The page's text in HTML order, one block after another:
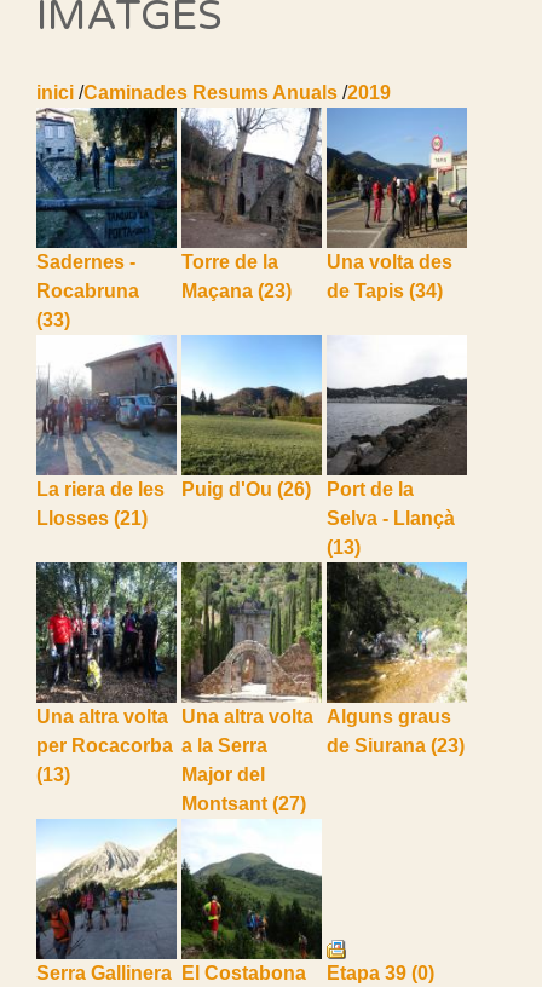
IMATGES
inici /Caminades Resums Anuals /2019
Sadernes -
Rocabruna
(33)
Torre de la
Maçana (23)
Una volta des
de Tapis (34)
La riera de les
Llosses (21)
Puig d'Ou (26)
Port de la
Selva - Llançà
(13)
Una altra volta
per Rocacorba
(13)
Una altra volta
a la Serra
Major del
Montsant (27)
Alguns graus
de Siurana (23)
Serra Gallinera
El Costabona
Etapa 39 (0)